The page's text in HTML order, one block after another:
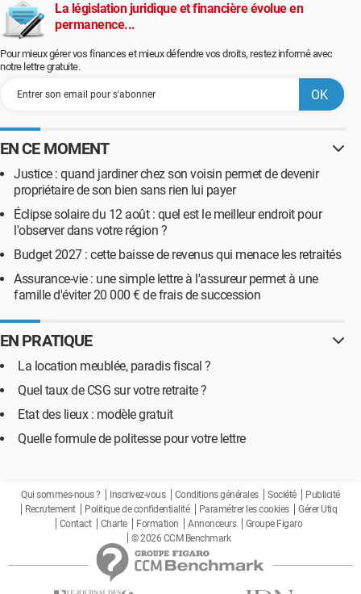
La législation juridique et financière évolue en
permanence...
Pour mieux gérer vos finances et mieux défendre vos droits, restez informé avec
notre lettre gratuite.
EN CE MOMENT
Justice : quand jardiner chez son voisin permet de devenir
propriétaire de son bien sans rien lui payer
Éclipse solaire du 12 août : quel est le meilleur endroit pour
l'observer dans votre région ?
Budget 2027 : cette baisse de revenus qui menace les retraités
Assurance-vie : une simple lettre à l'assureur permet à une
famille d'éviter 20 000 € de frais de succession
EN PRATIQUE
La location meublée, paradis fiscal ?
Quel taux de CSG sur votre retraite ?
Etat des lieux : modèle gratuit
Quelle formule de politesse pour votre lettre
Qui sommes-nous ? Inscrivez-vous Conditions générales Société
Publicité
Recrutement
Politique de confidentialité Paramétrer les cookies
Gérer Utiq
Contact
Charte Formation Annonceurs
Groupe Figaro
© 2026 CCM Benchmark